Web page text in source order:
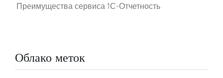
Преимущества сервиса 1С-Отчетность
Облако меток